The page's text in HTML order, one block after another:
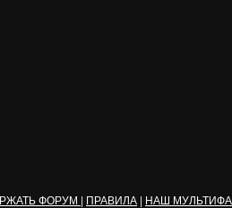
ФОРУМ ПРАВИЛА
НАШ